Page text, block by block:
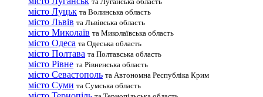
місто Луцьк та Волинська область
місто Львів та Львівська область
місто Миколаїв та Миколаївська область
місто Одеса та Одеська область
місто Полтава та Полтавська область
місто Рівне та Рівненська область
місто Севастополь та Автономна Республіка Крим
місто Суми та Сумська область